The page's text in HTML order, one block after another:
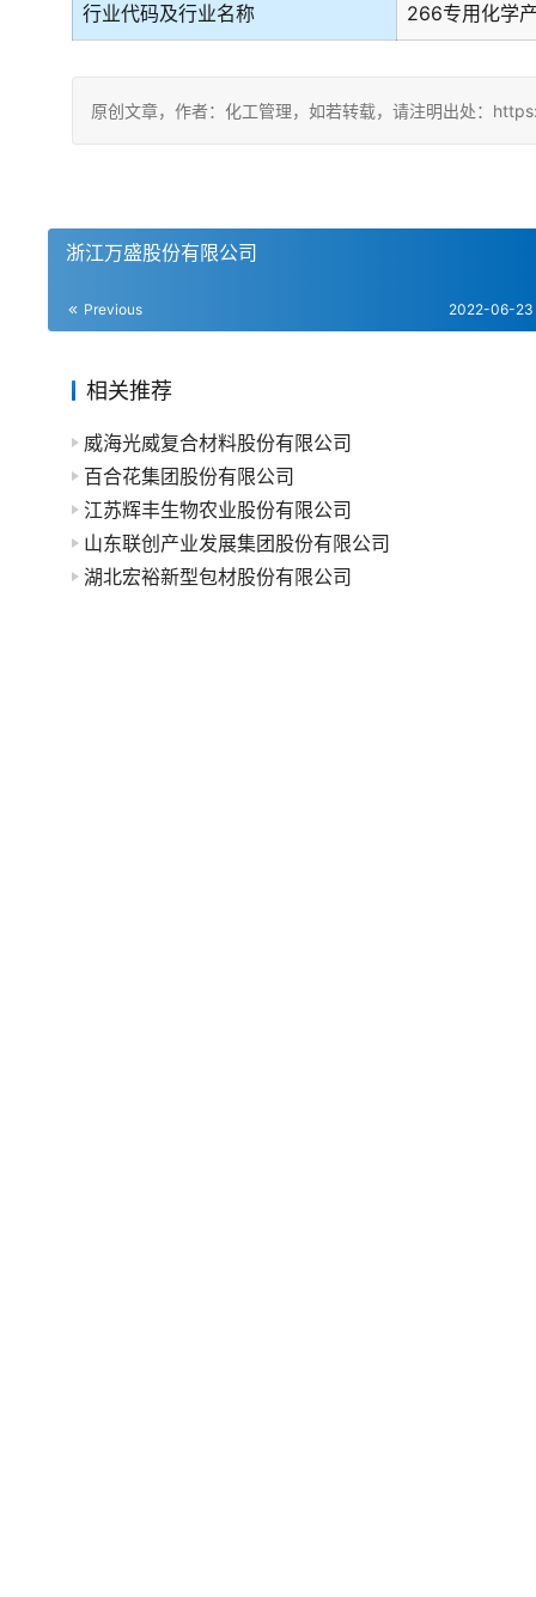
行业代码及行业名称 266专用化学
原创文章，作者：化工管理，如若转载，请注明出处：
浙江万盛股份有限公司
Previous 2022-06-23
相关推荐
威海光威复合材料股份有限公司
百合花集团股份有限公司
江苏辉丰生物农业股份有限公司
山东联创产业发展集团股份有限公司
湖北宏裕新型包材股份有限公司